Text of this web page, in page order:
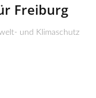
Freiburg
und Klimaschutz